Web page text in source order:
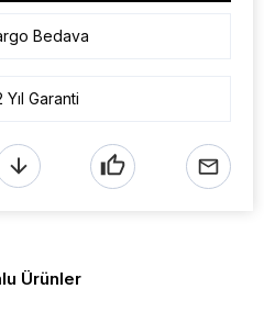
Bedava
Yıl Garanti
Ürünler